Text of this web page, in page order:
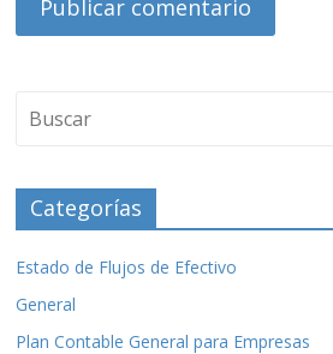
Categorías
Estado de Flujos de Efectivo
General
Plan Contable General para Empresas